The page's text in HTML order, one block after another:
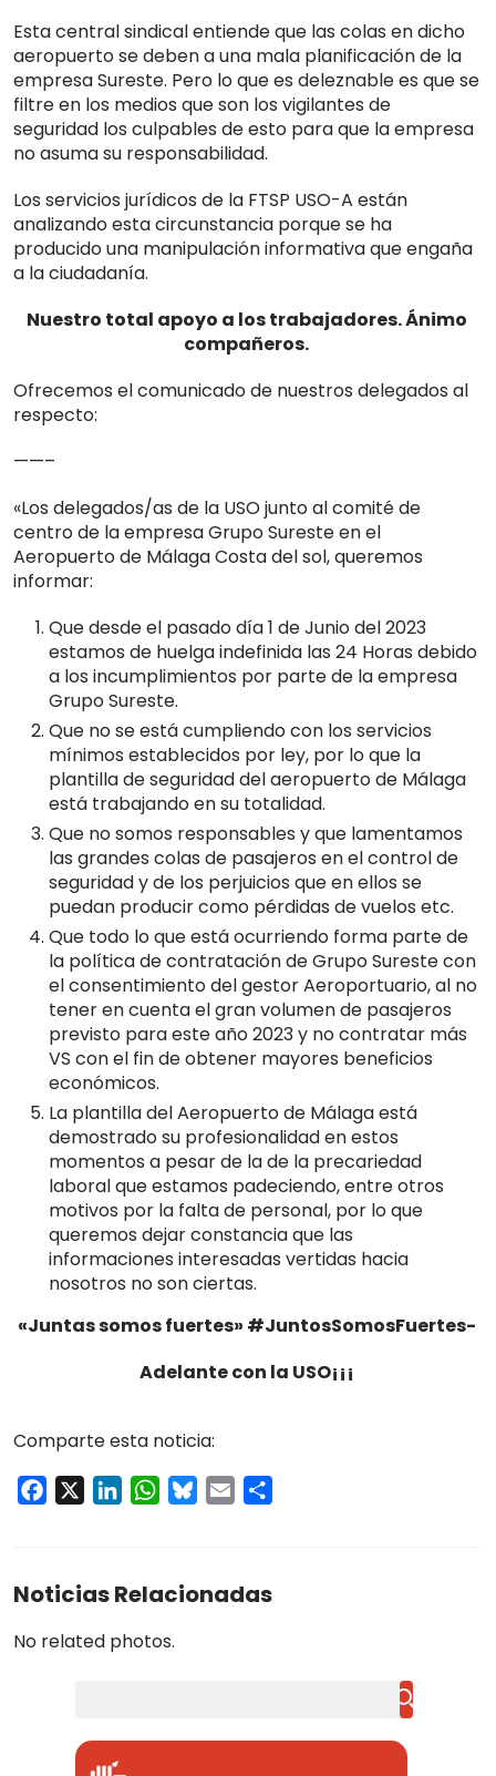
Esta central sindical entiende que las colas en dicho
aeropuerto se deben a una mala planificación de la
empresa Sureste. Pero lo que es deleznable es que se
filtre en los medios que son los vigilantes de
seguridad los culpables de esto para que la empresa
no asuma su responsabilidad.
Los servicios jurídicos de la FTSP USO-A están
analizando esta circunstancia porque se ha
producido una manipulación informativa que engaña
a la ciudadanía.
Nuestro total apoyo a los trabajadores. Ánimo
compañeros.
Ofrecemos el comunicado de nuestros delegados al
respecto:
——–
«Los delegados/as de la USO junto al comité de
centro de la empresa Grupo Sureste en el
Aeropuerto de Málaga Costa del sol, queremos
informar:
Que desde el pasado día 1 de Junio del 2023
estamos de huelga indefinida las 24 Horas debido
a los incumplimientos por parte de la empresa
Grupo Sureste.
Que no se está cumpliendo con los servicios
mínimos establecidos por ley, por lo que la
plantilla de seguridad del aeropuerto de Málaga
está trabajando en su totalidad.
Que no somos responsables y que lamentamos
las grandes colas de pasajeros en el control de
seguridad y de los perjuicios que en ellos se
puedan producir como pérdidas de vuelos etc.
Que todo lo que está ocurriendo forma parte de
la política de contratación de Grupo Sureste con
el consentimiento del gestor Aeroportuario, al no
tener en cuenta el gran volumen de pasajeros
previsto para este año 2023 y no contratar más
VS con el fin de obtener mayores beneficios
económicos.
La plantilla del Aeropuerto de Málaga está
demostrado su profesionalidad en estos
momentos a pesar de la de la precariedad
laboral que estamos padeciendo, entre otros
motivos por la falta de personal, por lo que
queremos dejar constancia que las
informaciones interesadas vertidas hacia
nosotros no son ciertas.
«Juntas somos fuertes» #JuntosSomosFuertes-
Adelante con la USO¡¡¡
Comparte esta noticia:
Facebook LinkedInWhatsApp
Bluesky
Email
Noticias Relacionadas
No related photos.